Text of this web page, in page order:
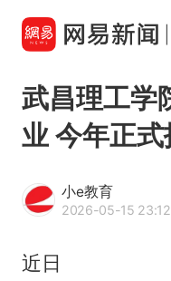
武昌理工学
业 今年正式
小e教育
2026-05-15 23:12
近日